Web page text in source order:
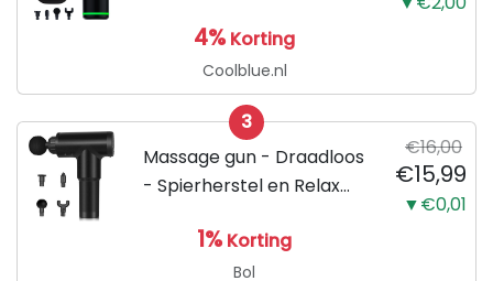
4% Korting
Coolblue.nl
3
Massage gun - Draadloos
- Spierherstel en Relax
Vibratie massage - Sport
en Beweging -
€16,00
€15,99
▼€0,01
1% Korting
Bol